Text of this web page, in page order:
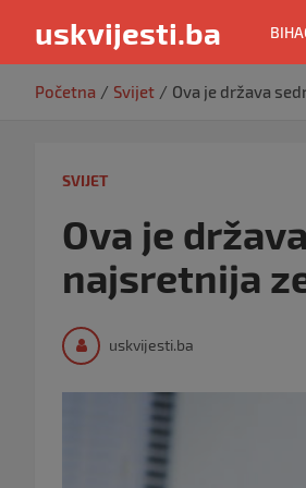
uskvijesti.ba
Početna Svijet Ova je država
SVIJET
Ova je
najsretnija
uskvijesti.ba